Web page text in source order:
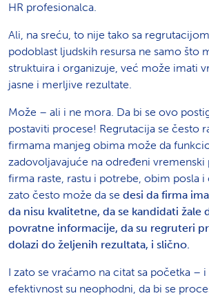
HR profesionalca.
Ali, na sreću, to nije tako sa
podoblast ljudskih resursa ne samo što
struktuira i organizuje, već može imati
jasne i merljive rezultate.
Može – ali i ne mora. Da bi se ovo
postaviti procese! Regrutacija se često
firmama manjeg obima može da
zadovoljavajuće na određeni vremenski
firma raste, rastu i potrebe, obim posla
zato često može da se desi da firma
da nisu kvalitetne, da se kandidati žale
povratne informacije, da su regruteri
dolazi do željenih rezultata, i slično.
I zato se vraćamo na citat sa početka – i
efektivnost su neophodni, da bi se